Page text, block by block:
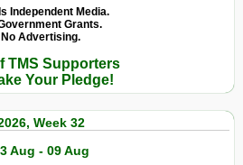
Independent Media.
Grants.
No Advertising.
TMS Supporters
Your Pledge!
Week 32
Aug - 09 Aug